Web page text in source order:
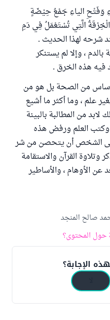
وَفَتْحِ الياءِ جَمْعُ حِيْضَةٍ
الَّتِي تُسْتَعْمَلُ فِي دَمِ
شرحه لهذا الحديث .
بالدم ، وإلا لم يستنكر
فيه هذه الخرق .
أساس من الصحة بل هو من
علم ، وما أكثر ما أشيع
من المطالبة بالبينة
وكتب العلم ورفض هذه
الشخص أن يتحصن من شر
وتلاوة القرآن والاستقامة
عن الأوهام ، والأساطير
صالح المنجد
المحتوى؟
الإجابة؟